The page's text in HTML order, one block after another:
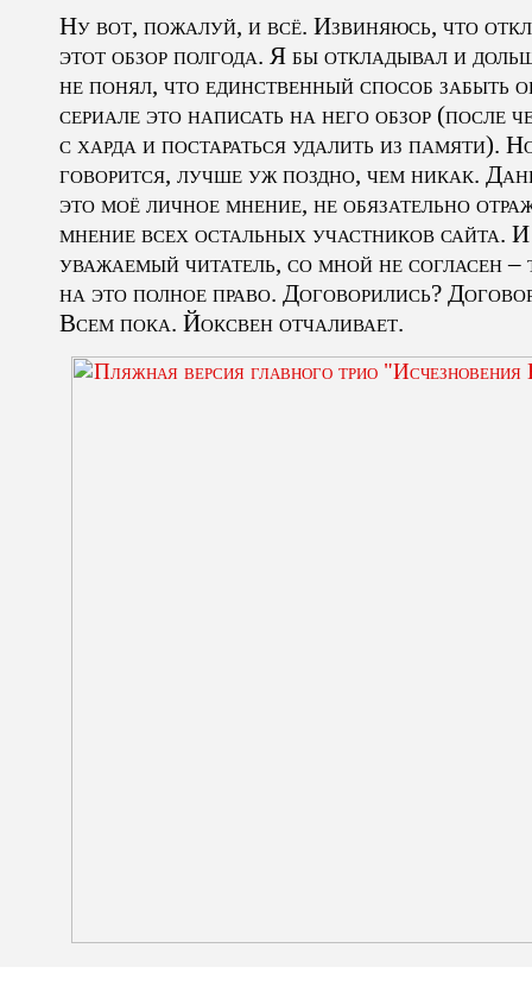
Ну вот, пожалуй, и всё. Извиняюсь, что
этот обзор полгода. Я бы откладывал и
не понял, что единственный способ забыть
сериале это написать на него обзор (после
с харда и постараться удалить из памяти).
говорится, лучше уж поздно, чем никак.
это моё личное мнение, не обязательно
мнение всех остальных участников сайта.
уважаемый читатель, со мной не согласен
на это полное право. Договорились?
Всем пока. Йоксвен отчаливает.